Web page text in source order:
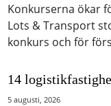
Konkurserna ökar
Lots & Transport
konkurs och för
14
5 augusti, 2026